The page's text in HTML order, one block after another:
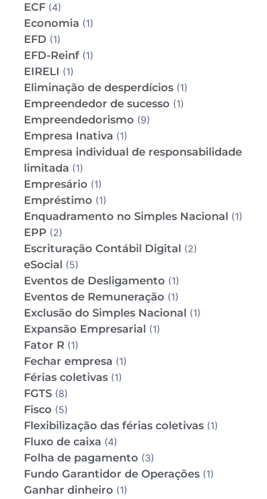
ECF (4)
Economia (1)
EFD (1)
EFD-Reinf (1)
EIRELI (1)
Eliminação de desperdícios (1)
Empreendedor de sucesso (1)
Empreendedorismo (9)
Empresa Inativa (1)
Empresa individual de responsabilidade
limitada (1)
Empresário (1)
Empréstimo (1)
Enquadramento no Simples Nacional (1)
EPP (2)
Escrituração Contábil Digital (2)
eSocial (5)
Eventos de Desligamento (1)
Eventos de Remuneração (1)
Exclusão do Simples Nacional (1)
Expansão Empresarial (1)
Fator R (1)
Fechar empresa (1)
Férias coletivas (1)
FGTS (8)
Fisco (5)
Flexibilização das férias coletivas (1)
Fluxo de caixa (4)
Folha de pagamento (3)
Fundo Garantidor de Operações (1)
Ganhar dinheiro (1)